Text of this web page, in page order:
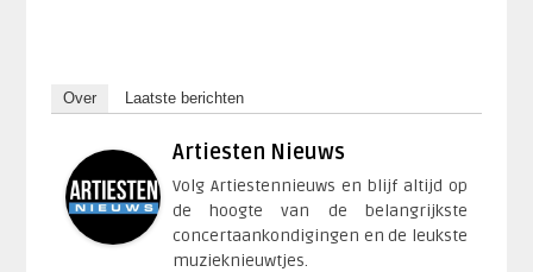
Over Laatste berichten
Artiesten Nieuws
Volg Artiestennieuws en blijf altijd op
de hoogte van de belangrijkste
concertaankondigingen en de leukste
muzieknieuwtjes.